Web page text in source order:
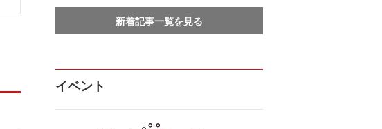
新着記事一覧を見る
イベント